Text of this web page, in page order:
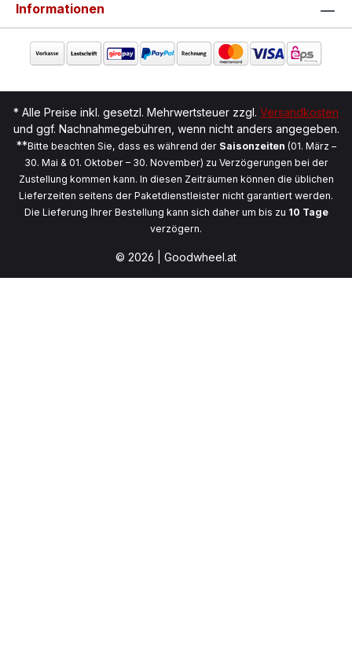
Informationen
* Alle Preise inkl. gesetzl. Mehrwertsteuer zzgl. Versandkosten
und ggf. Nachnahmegebühren, wenn nicht anders angegeben.
**Bitte beachten Sie, dass es während der Saisonzeiten (01. März –
30. Mai & 01. Oktober – 30. November) zu Verzögerungen bei der
Zustellung kommen kann. In diesen Zeiträumen können die üblichen
Lieferzeiten seitens der Paketdienstleister nicht garantiert werden.
Die Lieferung Ihrer Bestellung kann sich daher um bis zu 10 Tage
verzögern.
© 2026 | Goodwheel.at